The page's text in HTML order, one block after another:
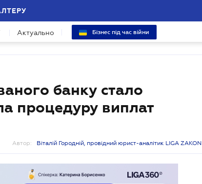
Актуально Бізнес під час війни
банку стало
процедуру виплат
Автор: Віталій Городній, провідний юрист-аналітик LIGA ZAKON